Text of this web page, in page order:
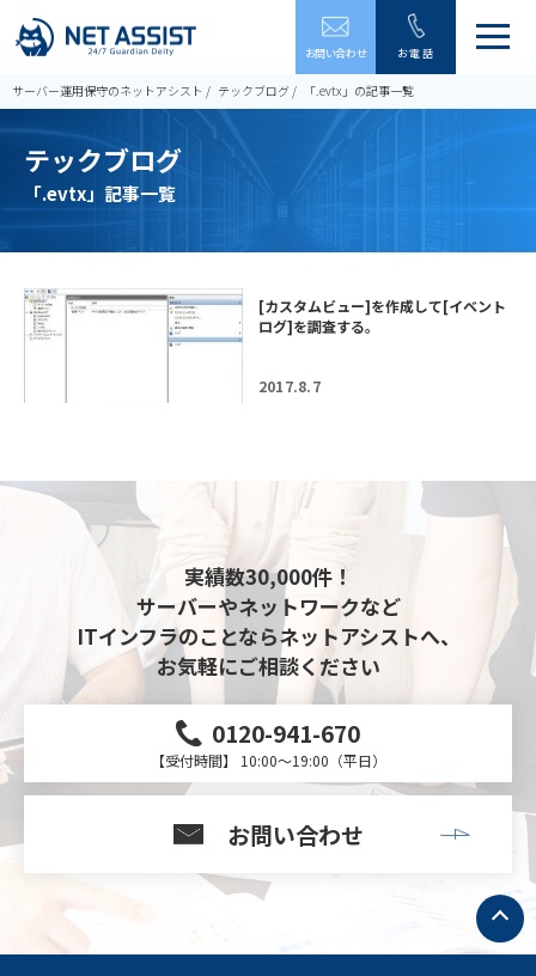
お問い合わせ お電話
メ
ー
サーバー運用保守のネットアシスト テックブログ 「.evtx」の記事一覧
テックブログ
「.evtx」記事一覧
[カスタムビュー]を作成して[イベント
ログ]を調査する。
2017.8.7
実績数30,000件！
サーバーやネットワークなど
ITインフラのことならネットアシストへ、
お気軽にご相談ください
0120-941-670
【受付時間】 10:00～19:00（平日）
お問い合わせ
ト
ッ
プ
へ